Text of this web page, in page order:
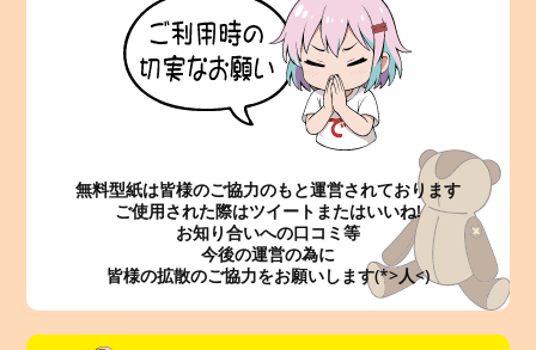
無料型紙は皆様のご協力のもと運営されております
ご使用された際はツイートまたはいいね!
お知り合いへの口コミ等
今後の運営の為に
皆様の拡散のご協力をお願いします(*>人<)